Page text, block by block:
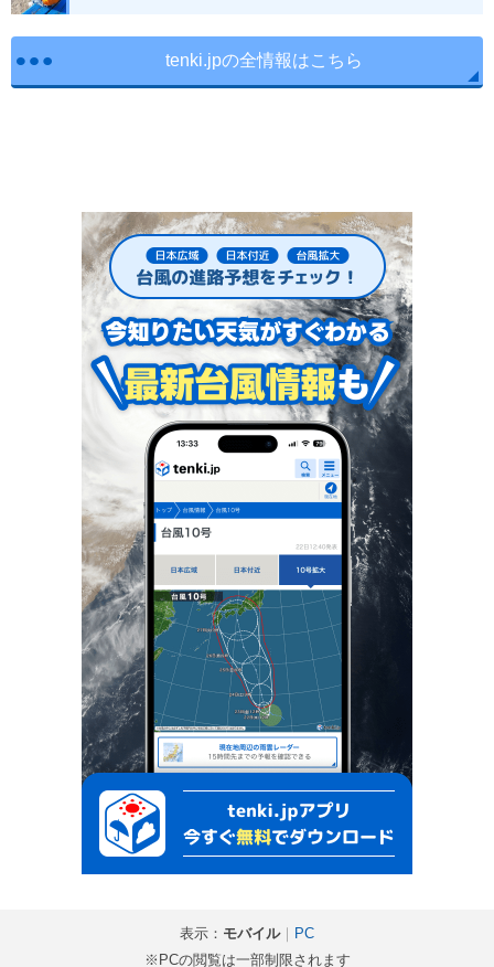
tenki.jpの全情報はこちら
表示： モバイル｜ PC
※PCの閲覧は一部制限されます